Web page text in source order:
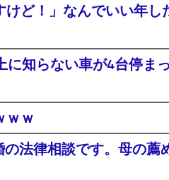
ど！」なんでいい年
知らない車が4台停ま
ｗｗ
法律相談です。母の薦